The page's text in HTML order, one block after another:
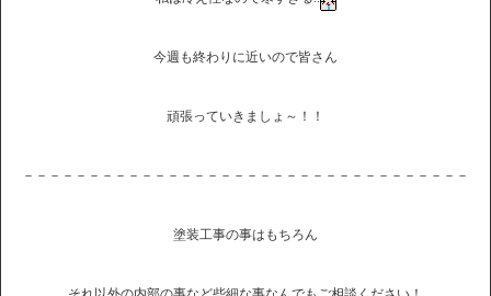
今週も終わりに近いので皆さん
頑張っていきましょ～！！
－－－－－－－－－－－－－－－－－－－－－－－－－－－－－－－－－－
塗装工事の事はもちろん